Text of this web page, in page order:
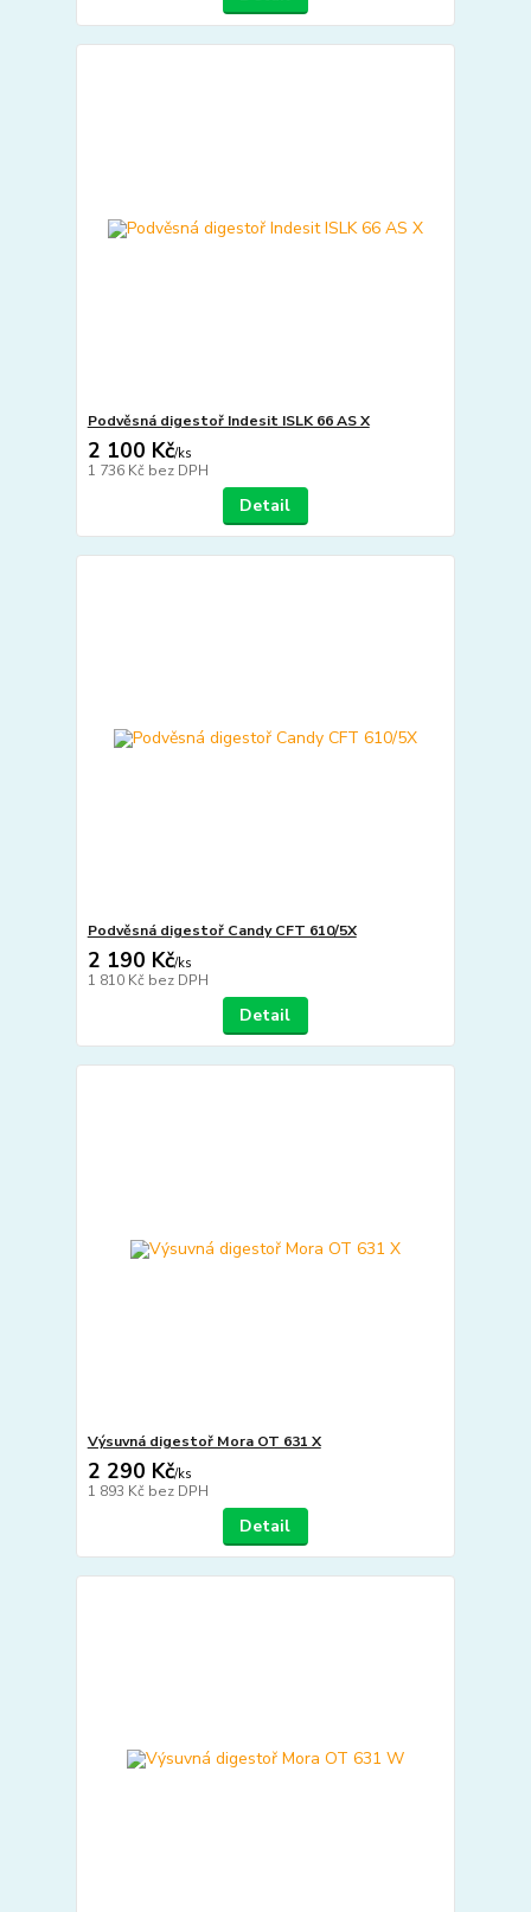
Podvěsná digestoř Indesit ISLK 66 AS X
2 100 Kč/ks
1 736 Kč bez DPH
Detail
Podvěsná digestoř Candy CFT 610/5X
2 190 Kč/ks
1 810 Kč bez DPH
Detail
Výsuvná digestoř Mora OT 631 X
2 290 Kč/ks
1 893 Kč bez DPH
Detail